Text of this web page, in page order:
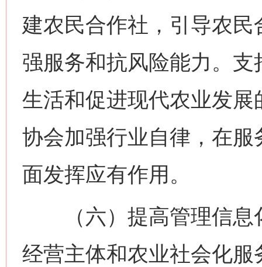
建农民合作社，引导农
强服务和抗风险能力。
生活和促进现代农业发
协会加强行业自律，在
面发挥应有作用。
（六）提高管理信息
经营主体和农业社会化